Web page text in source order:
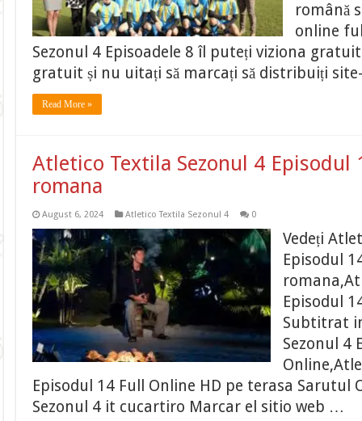
română
online
Sezonul 4 Episoadele 8 îl puteți viziona
gratuit și nu uitați să marcați să distribuiți
Read More »
Atletico Textila Sezonul 4
romana
August 6, 2024 Atletico Textila Sezonul 4 0
Vedeți
Episodul
Episodul
Subtitrat
Sezonul 4
Episodul 14 Full Online HD pe terasa Sarutul
Sezonul 4 it cucartiro Marcar el sitio web …